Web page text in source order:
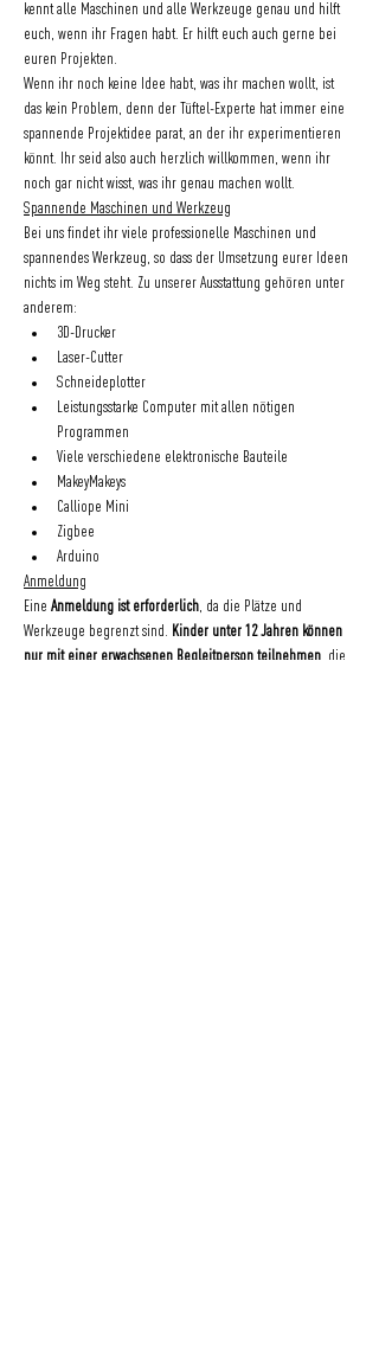
kennt alle Maschinen und alle Werkzeuge genau und hilft
euch, wenn ihr Fragen habt. Er hilft euch auch gerne bei
euren Projekten.
Wenn ihr noch keine Idee habt, was ihr machen wollt, ist
das kein Problem, denn der Tüftel-Experte hat immer eine
spannende Projektidee parat, an der ihr experimentieren
könnt. Ihr seid also auch herzlich willkommen, wenn ihr
noch gar nicht wisst, was ihr genau machen wollt.
Spannende Maschinen und Werkzeug
Bei uns findet ihr viele professionelle Maschinen und
spannendes Werkzeug, so dass der Umsetzung eurer Ideen
nichts im Weg steht. Zu unserer Ausstattung gehören unter
anderem:
3D-Drucker
Laser-Cutter
Schneideplotter
Leistungsstarke Computer mit allen nötigen
Programmen
Viele verschiedene elektronische Bauteile
MakeyMakeys
Calliope Mini
Zigbee
Arduino
Anmeldung
Eine Anmeldung ist erforderlich, da die Plätze und
Werkzeuge begrenzt sind. Kinder unter 12 Jahren können
nur mit einer erwachsenen Begleitperson teilnehmen , die